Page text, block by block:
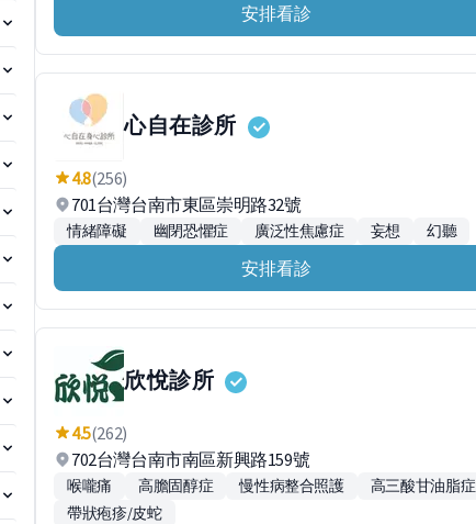
安排看診
心自在診所
4.8(256)
701台灣台南市東區崇明路32號
情緒障礙 幽閉恐懼症 廣泛性焦慮症 妄想 幻聽
安排看診
欣悅診所
4.5(262)
702台灣台南市南區新興路159號
喉嚨痛 高膽固醇症 慢性病整合照護
高三酸甘油脂症
帶狀疱疹/皮蛇